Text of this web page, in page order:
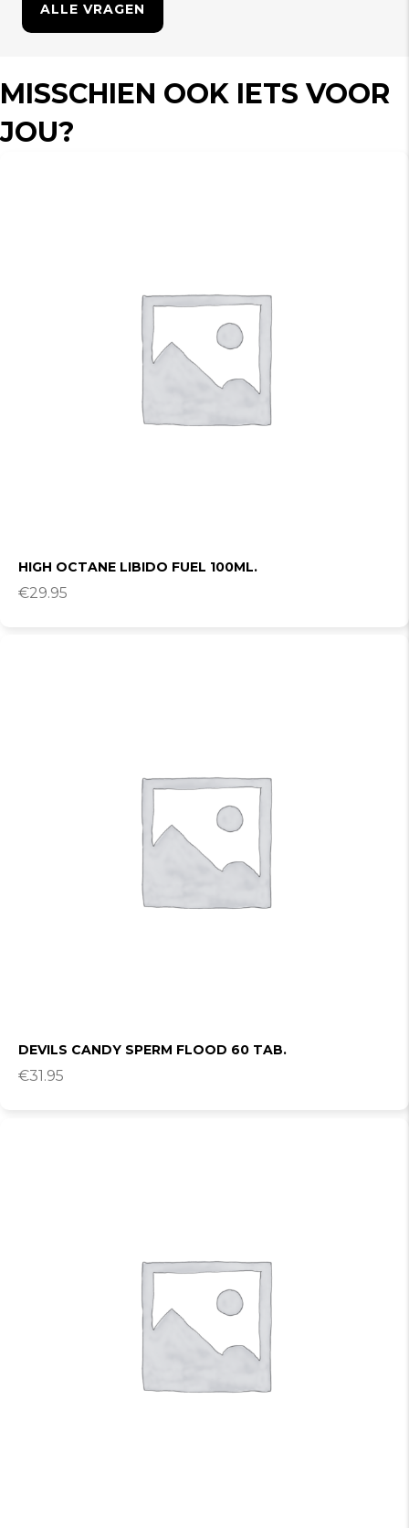
ALLE VRAGEN
MISSCHIEN OOK IETS VOOR
JOU?
HIGH OCTANE LIBIDO FUEL 100ML.
€29.95
DEVILS CANDY SPERM FLOOD 60 TAB.
€31.95